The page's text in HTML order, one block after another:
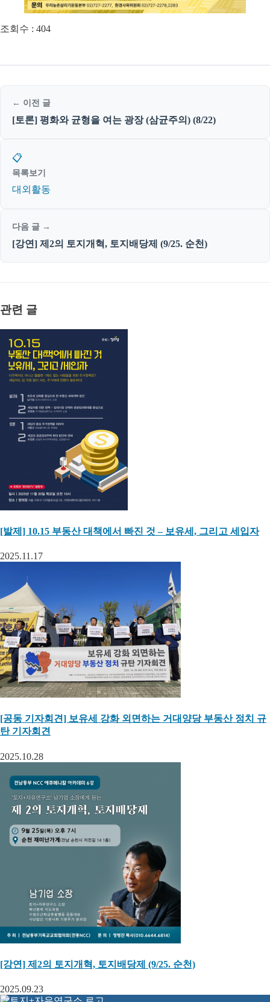
조회수 : 404
← 이전 글
[토론] 평화와 균형을 여는 광장 (삼균주의) (8/22)
📋
목록보기
대외활동
다음 글 →
[강연] 제2의 토지개혁, 토지배당제 (9/25. 순천)
관련 글
[발제] 10.15 부동산 대책에서 빠진 것 – 보유세, 그리고 세입자
2025.11.17
[공동 기자회견] 보유세 강화 외면하는 거대양당 부동산 정치 규
탄 기자회견
2025.10.28
[강연] 제2의 토지개혁, 토지배당제 (9/25. 순천)
2025.09.23